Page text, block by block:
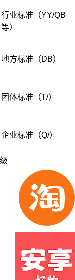
行业标准（YY/QB
等）
地方标准（DB）
团体标准（T/）
企业标准（Q/）
级